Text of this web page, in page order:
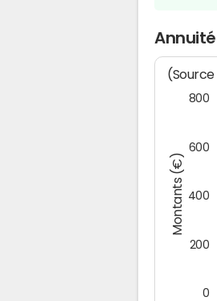
Montants (€)
0
200
400
600
800